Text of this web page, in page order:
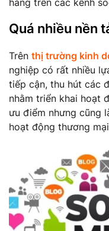
Quá nhiều nền
Trên thị trường kinh
nghiệp có rất nhiều
tiếp cận, thu hút các
nhằm triển khai hoạt
ưu điểm nhưng cũng
hoạt động thương